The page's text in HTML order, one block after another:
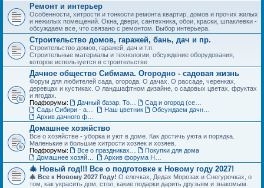
Ремонт и интерьер
Особенности, хитрости и тонкости ремонта квартир, домов и прочих жилых
и нежилых помещений. Окна, двери, сантехника, обои, краски, шпаклевки -
обсуждаем все, что связано с ремонтом. Выбор интерьера.
Строительство домов, гаражей, бань, дач и пр.
Строительство домов, гаражей, дач и т.п.
Строительные материалы и технологии, обсуждение оборудования,
которое используется в строительстве
Дачное общество Сибмама. Огородно - садовая жизнь
Форум для любителей сада, огорода. О дачах. О рассаде, черенках,
деревцах и кустиках. О ландшафтном дизайне, о садовых цветах, фруктах
и ягодах.
Подфорумы:
Наш цветник
Домашнее хозяйство
Все о хозяйстве - уборка и уют в доме. Как достичь уюта и порядка.
Маленькие и большие хитрости хозяек и хозяев.
Подфорумы:
Покупки для дома
🎄 Новый год!!! Все о подготовке к Новому году 2027!
🎄 Все к Новому 2027 Году! О елочках, Дедах Морозах и Снегурочках, о
том, как украсить дом, стол, какие подарки дарить друзьям и знакомым.